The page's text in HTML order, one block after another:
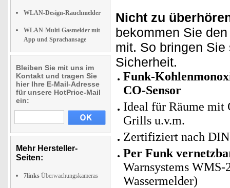
WLAN-Design-Rauchmelder
WLAN-Multi-Gasmelder mit
App und Sprachansage
Bleiben Sie mit uns im
Kontakt und tragen Sie
hier Ihre E-Mail-Adresse
für unsere HotPrice-Mail
ein:
Mehr Hersteller-
Seiten:
7links Überwachungskameras
Nicht zu
bekommen Sie
mit. So bringen
Sicherheit.
Funk-
CO-Sensor
Ideal für Räume mit
Grills u.v.m.
Zertifiziert nach
Per Funk
Warnsystems
Wassermelder)